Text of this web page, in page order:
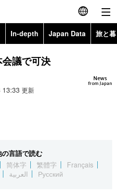
English
In-depth Japan Data 旅と
Images
議で可決
News
from Japan
13:33 更新
の言語で読む
简体字 繁體字
Français
العربية Русский